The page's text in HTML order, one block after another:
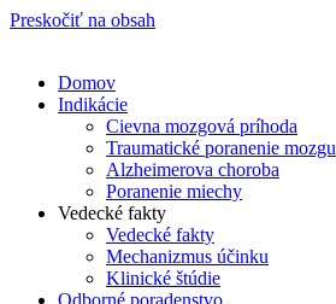
Preskočiť na obsah
Domov
Indikácie
Cievna mozgová príhoda
Traumatické poranenie mozgu
Alzheimerova choroba
Poranenie miechy
Vedecké fakty
Vedecké fakty
Mechanizmus účinku
Klinické štúdie
Odborné poradenstvo